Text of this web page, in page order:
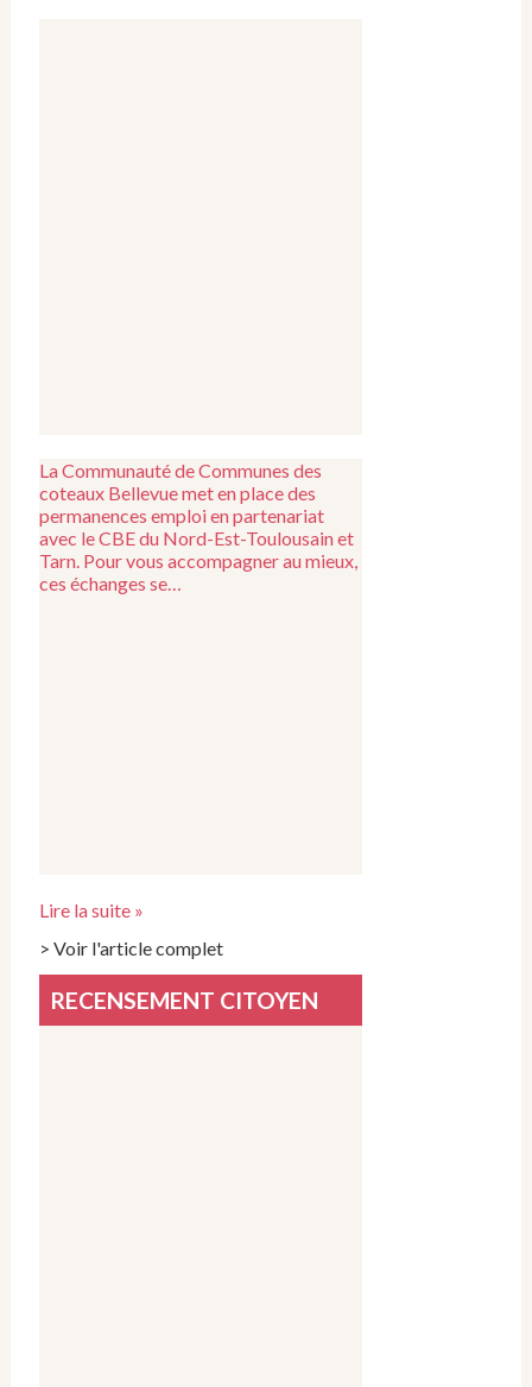
La Communauté de Communes des
coteaux Bellevue met en place des
permanences emploi en partenariat
avec le CBE du Nord-Est-Toulousain et
Tarn. Pour vous accompagner au mieux,
ces échanges se…
Lire la suite »
> Voir l'article complet
RECENSEMENT CITOYEN